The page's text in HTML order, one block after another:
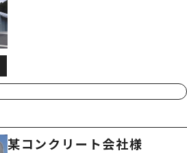
某コンクリート会社様